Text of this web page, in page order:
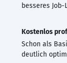
besseres Job-
Kostenlos
Schon als
deutlich